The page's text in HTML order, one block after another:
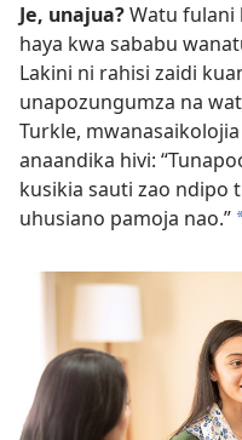
Je, unajua?Watu fulani
haya kwa sababu
Lakini ni rahisi zaidi
unapozungumza na
Turkle,
anaandika hivi:
kusikia sauti zao ndipo
uhusiano pamoja nao.”